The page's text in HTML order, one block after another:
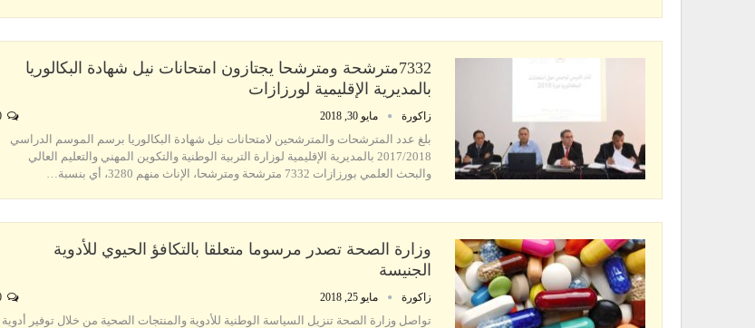
7332مترشحة ومترشحا يجتازون امتحانات نيل شهادة البكالوريا
بالمديرية الإقليمية لورزازات
زاكورة مايو 30, 2018
بلغ عدد المترشحات والمترشحين لامتحانات نيل شهادة البكالوريا برسم الموسم الدراسي
2017/2018 بالمديرية الإقليمية لوزارة التربية الوطنية والتكوين المهني والتعليم العالي
والبحث العلمي بورزازات 7332 مترشحة ومترشحا، الإناث منهم 3280، أي بنسبة…
وزارة الصحة تصدر مرسوما متعلقا بالتكافؤ الحيوي للأدوية
الجنيسة
زاكورة مايو 25, 2018
تواصل وزارة الصحة تنزيل السياسة الوطنية للأدوية والمنتجات الصحية من خلال توفير أدوية